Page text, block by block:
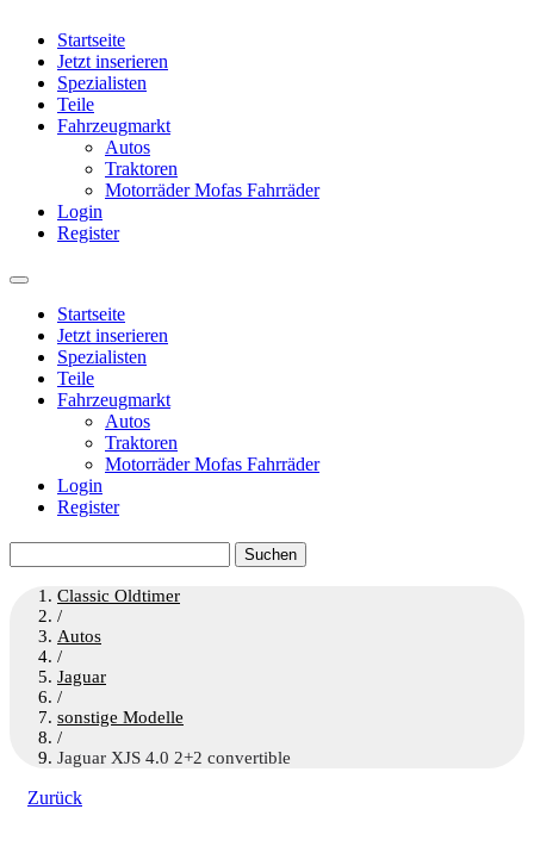
Startseite
Jetzt inserieren
Spezialisten
Teile
Fahrzeugmarkt
Autos
Traktoren
Motorräder Mofas Fahrräder
Login
Register
Startseite
Jetzt inserieren
Spezialisten
Teile
Fahrzeugmarkt
Autos
Traktoren
Motorräder Mofas Fahrräder
Login
Register
nach:
Classic Oldtimer
/
Autos
/
Jaguar
/
sonstige Modelle
/
Jaguar XJS 4.0 2+2 convertible
Zurück